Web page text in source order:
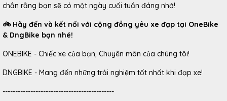
chắn rằng bạn sẽ có một ngày cuối tuần đáng nhớ!
🚲 Hãy đến và kết nối với cộng đồng yêu xe đạp tại OneBike
& DngBike bạn nhé!
ONEBIKE - Chiếc xe của bạn, Chuyên môn của chúng tôi!
DNGBIKE - Mang đến những trải nghiệm tốt nhất khi đạp xe!
--------------------------------------------